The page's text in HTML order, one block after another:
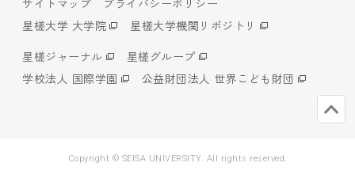
星槎大学 大学院
星槎大学機関リポジトリ
星槎ジャーナル
星槎グループ
学校法人 国際学園
公益財団法人 世界こども財団
Copyright © SEISA UNIVERSITY. All rights reserved.